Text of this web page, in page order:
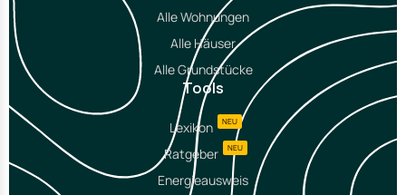
Alle Wohnungen
Alle Häuser
Alle Grundstücke
Tools
Lexikon NEU
Ratgeber NEU
Energieausweis